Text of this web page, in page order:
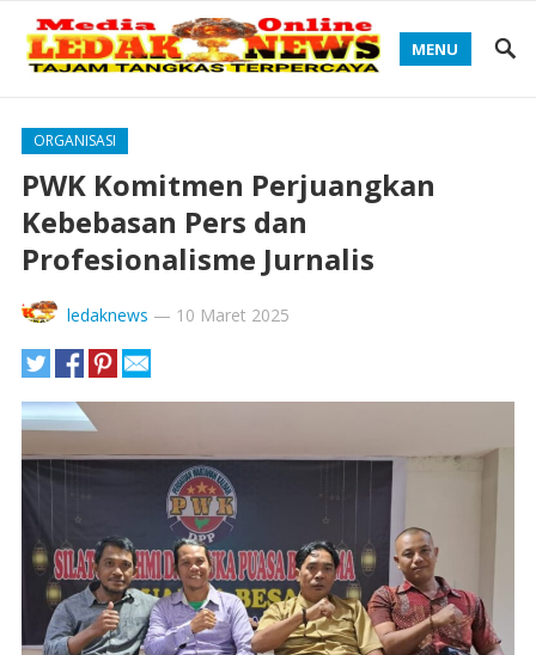
MENU
ORGANISASI
PWK Komitmen Perjuangkan
Kebebasan Pers dan
Profesionalisme Jurnalis
ledaknews — 10 Maret 2025